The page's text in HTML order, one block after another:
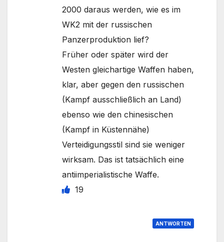
2000 daraus werden, wie es im
WK2 mit der russischen
Panzerproduktion lief?
Früher oder später wird der
Westen gleichartige Waffen haben,
klar, aber gegen den russischen
(Kampf ausschließlich an Land)
ebenso wie den chinesischen
(Kampf in Küstennähe)
Verteidigungsstil sind sie weniger
wirksam. Das ist tatsächlich eine
antiimperialistische Waffe.
19
ANTWORTEN